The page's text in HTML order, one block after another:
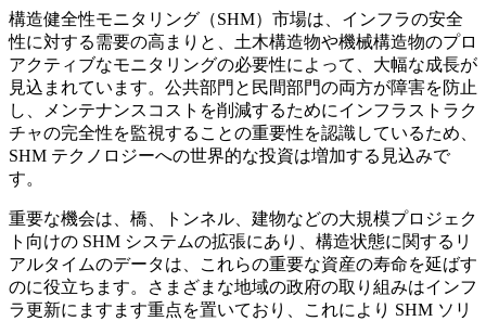
構造健全性モニタリング（SHM）市場は、インフラの安全
性に対する需要の高まりと、土木構造物や機械構造物のプロ
アクティブなモニタリングの必要性によって、大幅な成長が
見込まれています。公共部門と民間部門の両方が障害を防止
し、メンテナンスコストを削減するためにインフラストラク
チャの完全性を監視することの重要性を認識しているため、
SHM テクノロジーへの世界的な投資は増加する見込みで
す。
重要な機会は、橋、トンネル、建物などの大規模プロジェク
ト向けの SHM システムの拡張にあり、構造状態に関するリ
アルタイムのデータは、これらの重要な資産の寿命を延ばす
のに役立ちます。さまざまな地域の政府の取り組みはインフ
ラ更新にますます重点を置いており、これにより SHM ソリ